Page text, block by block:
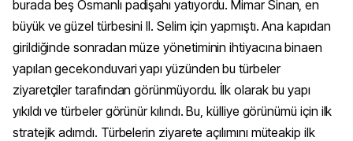
burada beş Osmanlı padişahı yatıyordu. Mimar Sinan, en
büyük ve güzel türbesini II. Selim için yapmıştı. Ana kapıdan
girildiğinde sonradan müze yönetiminin ihtiyacına binaen
yapılan gecekonduvari yapı yüzünden bu türbeler
ziyaretçiler tarafından görünmüyordu. İlk olarak bu yapı
yıkıldı ve türbeler görünür kılındı. Bu, külliye görünümü için ilk
stratejik adımdı. Türbelerin ziyarete açılımını müteakip ilk